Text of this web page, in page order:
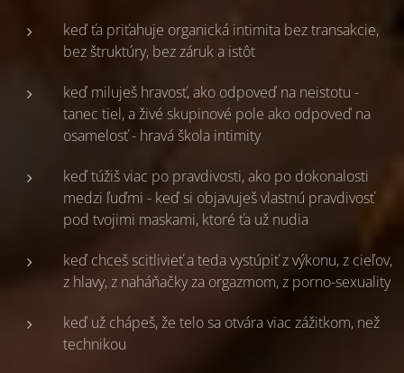
keď ťa priťahuje organická intimita bez transakcie,
bez štruktúry, bez záruk a istôt
keď miluješ hravosť, ako odpoveď na neistotu -
tanec tiel, a živé skupinové pole ako odpoveď na
osamelosť - hravá škola intimity
keď túžiš viac po pravdivosti, ako po dokonalosti
medzi ľuďmi - keď si objavuješ vlastnú pravdivosť
pod tvojimi maskami, ktoré ťa už nudia
keď chceš scitlivieť a teda vystúpiť z výkonu, z cieľov,
z hlavy, z naháňačky za orgazmom, z porno-sexuality
keď už chápeš, že telo sa otvára viac zážitkom, než
technikou